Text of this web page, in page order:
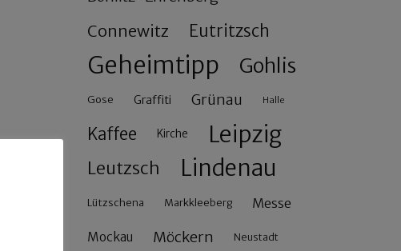
Connewitz Eutritzsch
Geheimtipp Gohlis
Gose Graffiti Grünau Halle
Kaffee Kirche Leipzig
Leutzsch Lindenau
Lützschena Markkleeberg Messe
Mockau Möckern Neustadt